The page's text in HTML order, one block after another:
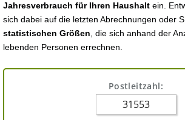
Jahresverbrauch für Ihren Haushalt ein.
sich dabei auf die letzten Abrechnungen oder
statistischen Größen , die sich anhand der
lebenden Personen errechnen.
Postleitzahl: